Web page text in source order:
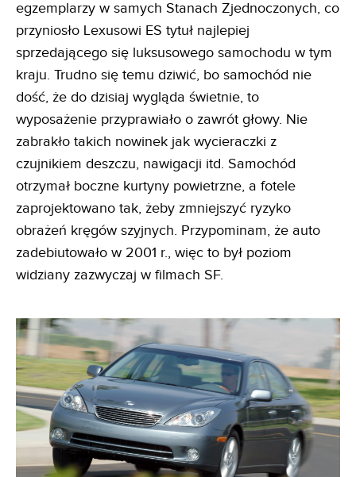
egzemplarzy w samych Stanach Zjednoczonych, co
przyniosło Lexusowi ES tytuł najlepiej
sprzedającego się luksusowego samochodu w tym
kraju. Trudno się temu dziwić, bo samochód nie
dość, że do dzisiaj wygląda świetnie, to
wyposażenie przyprawiało o zawrót głowy. Nie
zabrakło takich nowinek jak wycieraczki z
czujnikiem deszczu, nawigacji itd. Samochód
otrzymał boczne kurtyny powietrzne, a fotele
zaprojektowano tak, żeby zmniejszyć ryzyko
obrażeń kręgów szyjnych. Przypominam, że auto
zadebiutowało w 2001 r., więc to był poziom
widziany zazwyczaj w filmach SF.